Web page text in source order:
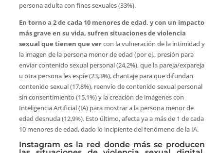
persona adulta con fines sexuales (33%).
En torno a 2 de cada 10 menores de edad, y con un impacto
más grave en su vida, sufren situaciones de violencia
sexual que tienen que vercon la vulneración de la intimidad y
la imagen de la persona menor de edad (por ej., presión para
enviar contenido sexual personal (24,2%), que la pareja/expareja
u otra persona les espíe (23,3%), chantaje para que difundan
contenido sexual (17,8%), reenvío de contenido sexual personal
sin consentimiento (15,1%) y la creación de imágenes con
Inteligencia Artificial (IA) para mostrar a la persona menor de
edad desnuda (12,9%). Esto último, afecta ya a más de 1 de cada
10 menores de edad, dado lo incipiente del fenómeno de la IA.
Instagram es la red donde más se producen